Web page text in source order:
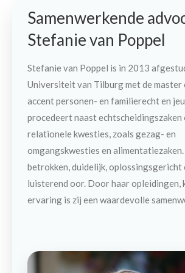
Samenwerkende
Stefanie van Poppel
Stefanie van Poppel is in 2013
Universiteit van Tilburg met de master
accent personen- en familierecht en
procedeert naast echtscheidingszaken
relationele kwesties, zoals gezag- en
omgangskwesties en
betrokken, duidelijk, oplossingsgericht
luisterend oor. Door haar opleidingen,
ervaring is zij een waardevolle